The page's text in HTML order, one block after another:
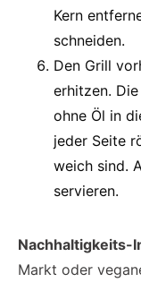
Kern
schneiden.
Den Grill
erhitzen.
ohne Öl in
jeder Seite
weich sind.
servieren.
Nachhaltigkeits-
Markt oder